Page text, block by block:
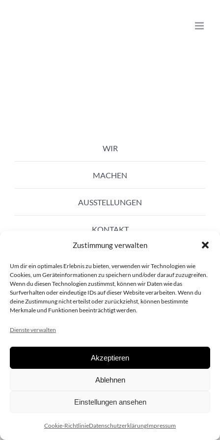
Zustimmung verwalten
Um dir ein optimales Erlebnis zu bieten, verwenden wir Technologien wie
Cookies, um Geräteinformationen zu speichern und/oder darauf zuzugreifen.
Wenn du diesen Technologien zustimmst, können wir Daten wie das
Surfverhalten oder eindeutige IDs auf dieser Website verarbeiten. Wenn du
deine Zustimmung nicht erteilst oder zurückziehst, können bestimmte
Merkmale und Funktionen beeinträchtigt werden.
Dienste verwalten
Akzeptieren
Ablehnen
Einstellungen ansehen
Cookie-RichtlinieDatenschutzerklärungImpressum
WIR
MACHEN
AUSSTELLUNGEN
KONTAKT
Copyright 2020 dieSCHAUsteller.at |Datenschützerklärung|
| Design:www.ARGEntur.at